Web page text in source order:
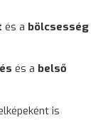
és a bölcsesség
és a belső
is